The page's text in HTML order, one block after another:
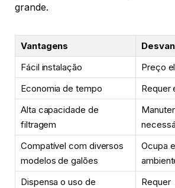
grande.
Vantagens
Fácil instalação
Preço
Economia de tempo
Requer
Alta capacidade de
filtragem
Compatível com diversos
modelos de galões
Ocupa
Dispensa o uso de
Requer